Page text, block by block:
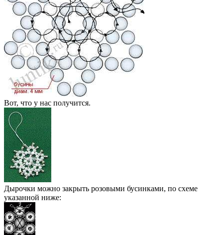
Вот, что у нас получится.
Дырочки можно закрыть розовыми бусинками, по схеме
указанной ниже: